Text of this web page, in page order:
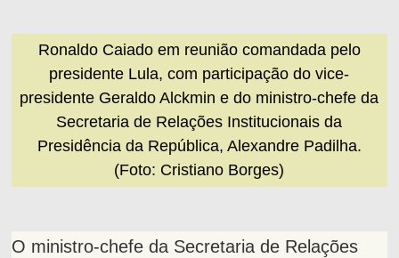
Ronaldo Caiado em reunião comandada pelo
presidente Lula, com participação do vice-
presidente Geraldo Alckmin e do ministro-chefe da
Secretaria de Relações Institucionais da
Presidência da República, Alexandre Padilha.
(Foto: Cristiano Borges)
O ministro-chefe da Secretaria de Relações